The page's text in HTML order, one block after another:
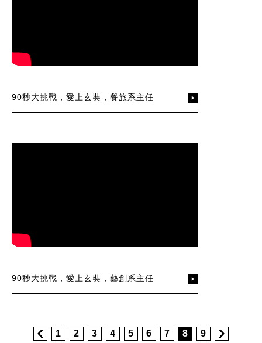
90秒大挑戰，愛上玄奘，餐旅系主任
90秒大挑戰，愛上玄奘，藝創系主任
1 2 3 4 5 6 7 8 9